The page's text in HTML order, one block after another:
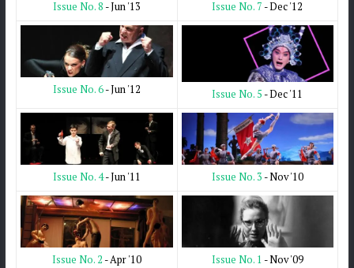
Issue No. 8 - Jun '13 Issue No. 7 - Dec '12
Issue No. 6- Jun '12 Issue No. 5 - Dec '11
Issue No. 4- Jun '11 Issue No. 3 - Nov '10
Issue No. 2 - Apr '10 Issue No. 1 - Nov '09